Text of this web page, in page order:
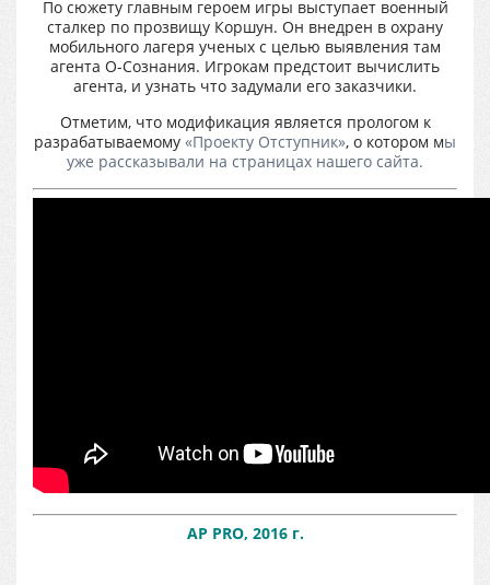
По сюжету главным героем игры выступает военный
сталкер по прозвищу Коршун. Он внедрен в охрану
мобильного лагеря ученых с целью выявления там
агента О-Сознания. Игрокам предстоит вычислить
агента, и узнать что задумали его заказчики.
Отметим, что модификация является прологом к
разрабатываемому «Проекту Отступник», о котором мы
уже рассказывали на страницах нашего сайта.
AP PRO, 2016 г.